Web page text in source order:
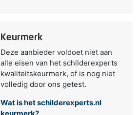
Keurmerk
Deze aanbieder voldoet niet aan
alle eisen van het schilderexperts
kwaliteitskeurmerk, of is nog niet
volledig door ons getest.
Wat is het schilderexperts.nl